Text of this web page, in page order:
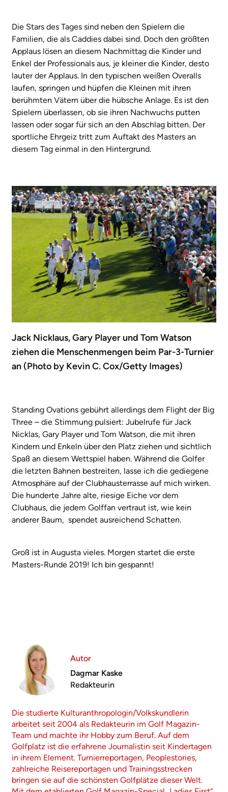
Die Stars des Tages sind neben den Spielern die
Familien, die als Caddies dabei sind. Doch den größten
Applaus lösen an diesem Nachmittag die Kinder und
Enkel der Professionals aus, je kleiner die Kinder, desto
lauter der Applaus. In den typischen weißen Overalls
laufen, springen und hüpfen die Kleinen mit ihren
berühmten Vätern über die hübsche Anlage. Es ist den
Spielern überlassen, ob sie ihren Nachwuchs putten
lassen oder sogar für sich an den Abschlag bitten. Der
sportliche Ehrgeiz tritt zum Auftakt des Masters an
diesem Tag einmal in den Hintergrund.
Jack Nicklaus, Gary Player und Tom Watson
ziehen die Menschenmengen beim Par-3-Turnier
an (Photo by Kevin C. Cox/Getty Images)
Standing Ovations gebührt allerdings dem Flight der Big
Three – die Stimmung pulsiert: Jubelrufe für Jack
Nicklas, Gary Player und Tom Watson, die mit ihren
Kindern und Enkeln über den Platz ziehen und sichtlich
Spaß an diesem Wettspiel haben. Während die Golfer
die letzten Bahnen bestreiten, lasse ich die gediegene
Atmosphäre auf der Clubhausterrasse auf mich wirken.
Die hunderte Jahre alte, riesige Eiche vor dem
Clubhaus, die jedem Golffan vertraut ist, wie kein
anderer Baum, spendet ausreichend Schatten.
Groß ist in Augusta vieles. Morgen startet die erste
Masters-Runde 2019! Ich bin gespannt!
Autor
Dagmar Kaske
Redakteurin
Die studierte Kulturanthropologin/Volkskundlerin
arbeitet seit 2004 als Redakteurin im Golf Magazin-
Team und machte ihr Hobby zum Beruf. Auf dem
Golfplatz ist die erfahrene Journalistin seit Kindertagen
in ihrem Element. Turnierreportagen, Peoplestories,
zahlreiche Reisereportagen und Trainingsstrecken
bringen sie auf die schönsten Golfplätze dieser Welt.